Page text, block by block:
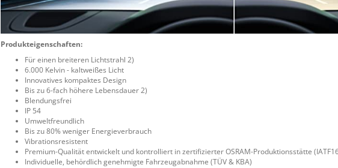
Produkteigenschaften:
Für einen breiteren Lichtstrahl 2)
6.000 Kelvin - kaltweißes Licht
Innovatives kompaktes Design
Bis zu 6-fach höhere Lebensdauer 2)
Blendungsfrei
IP 54
Umweltfreundlich
Bis zu 80% weniger Energieverbrauch
Vibrationsresistent
Premium-Qualität entwickelt und kontrolliert in zertifizierter OSRAM-Produktionsstätte
Individuelle, behördlich genehmigte Fahrzeugabnahme (TÜV & KBA)